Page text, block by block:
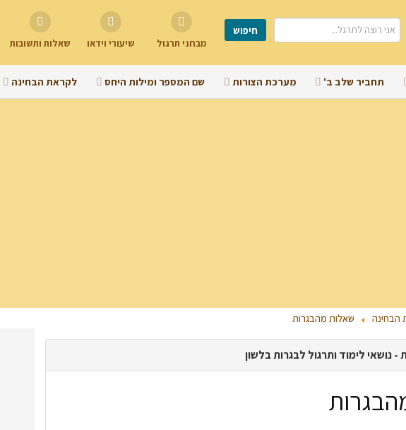
מבחני תרגול שיעורי וידאו שאלות ותשובות
תחביר שלב ב' מערכת הצורות שם המספר ומילות היחס לקראת הבחינה
הבחינה שאלות מהבגרות
נושאי לימוד ותרגול לבגרות בלשון